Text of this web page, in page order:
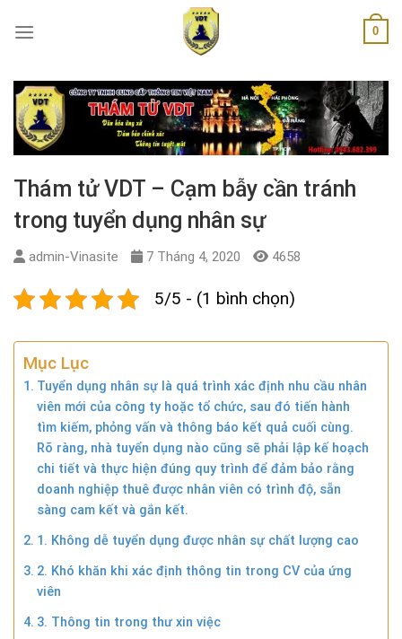
0
Thám tử VDT – Cạm bẫy cần tránh
trong tuyển dụng nhân sự
admin-Vinasite 7 Tháng 4, 2020 4658
5/5 - (1 bình chọn)
Mục Lục
Tuyển dụng nhân sự là quá trình xác định nhu cầu nhân
viên mới của công ty hoặc tổ chức, sau đó tiến hành
tìm kiếm, phỏng vấn và thông báo kết quả cuối cùng.
Rõ ràng, nhà tuyển dụng nào cũng sẽ phải lập kế hoạch
chi tiết và thực hiện đúng quy trình để đảm bảo rằng
doanh nghiệp thuê được nhân viên có trình độ, sẵn
sàng cam kết và gắn kết.
1. Không dễ tuyển dụng được nhân sự chất lượng cao
2. Khó khăn khi xác định thông tin trong CV của ứng
viên
3. Thông tin trong thư xin việc